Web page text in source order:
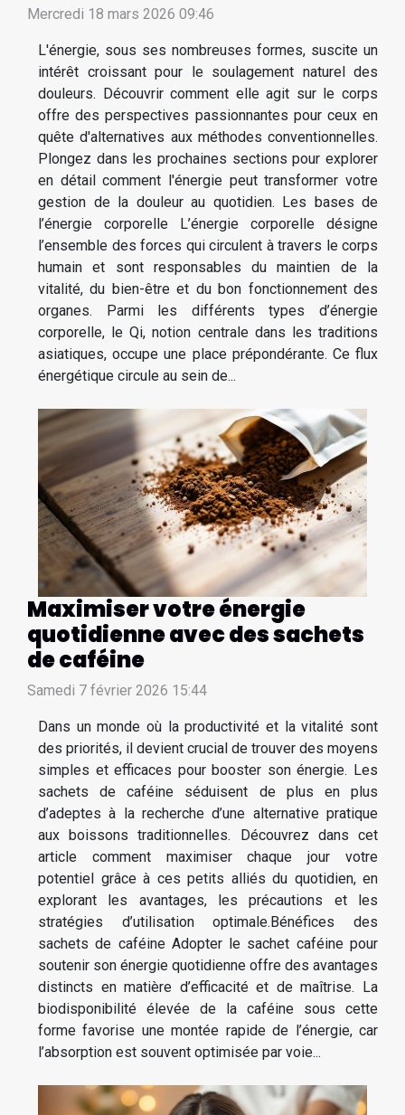
Mercredi 18 mars 2026 09:46
L'énergie, sous ses nombreuses formes, suscite un
intérêt croissant pour le soulagement naturel des
douleurs. Découvrir comment elle agit sur le corps
offre des perspectives passionnantes pour ceux en
quête d'alternatives aux méthodes conventionnelles.
Plongez dans les prochaines sections pour explorer
en détail comment l'énergie peut transformer votre
gestion de la douleur au quotidien. Les bases de
l’énergie corporelle L’énergie corporelle désigne
l’ensemble des forces qui circulent à travers le corps
humain et sont responsables du maintien de la
vitalité, du bien-être et du bon fonctionnement des
organes. Parmi les différents types d’énergie
corporelle, le Qi, notion centrale dans les traditions
asiatiques, occupe une place prépondérante. Ce flux
énergétique circule au sein de...
Maximiser votre énergie
quotidienne avec des sachets
de caféine
Samedi 7 février 2026 15:44
Dans un monde où la productivité et la vitalité sont
des priorités, il devient crucial de trouver des moyens
simples et efficaces pour booster son énergie. Les
sachets de caféine séduisent de plus en plus
d’adeptes à la recherche d’une alternative pratique
aux boissons traditionnelles. Découvrez dans cet
article comment maximiser chaque jour votre
potentiel grâce à ces petits alliés du quotidien, en
explorant les avantages, les précautions et les
stratégies d’utilisation optimale.Bénéfices des
sachets de caféine Adopter le sachet caféine pour
soutenir son énergie quotidienne offre des avantages
distincts en matière d’efficacité et de maîtrise. La
biodisponibilité élevée de la caféine sous cette
forme favorise une montée rapide de l’énergie, car
l’absorption est souvent optimisée par voie...